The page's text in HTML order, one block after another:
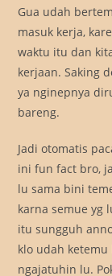
Gua udah
masuk kerja,
waktu itu dan
kerjaan. Saking
ya nginepnya
bareng.
Jadi otomatis
ini fun fact bro,
lu sama bini
karna semue yg
itu sungguh
klo udah
ngajatuhin lu.